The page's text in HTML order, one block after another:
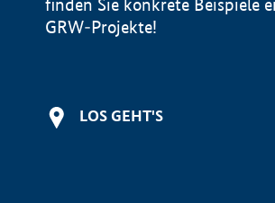
finden Sie konkrete Beispiele
GRW-Projekte!
LOS GEHT'S